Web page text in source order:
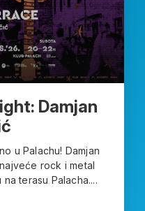
Damjan
u Palachu! Damjan
rock i metal
terasu Palacha....